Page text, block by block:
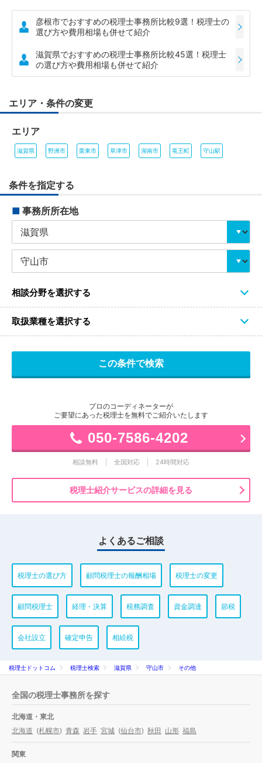
彦根市でおすすめの税理士事務所比較9選！税理士の
選び方や費用相場も併せて紹介
滋賀県でおすすめの税理士事務所比較45選！税理士
の選び方や費用相場も併せて紹介
エリア・条件の変更
エリア
滋賀県 野洲市 栗東市 草津市 湖南市 竜王町 守山駅
条件を指定する
■ 事務所所在地
相談分野を選択する
取扱業種を選択する
プロのコーディネーターが
ご要望にあった税理士を無料でご紹介いたします
050-7586-4202
相談無料 全国対応 24時間対応
税理士紹介サービスの詳細を見る
よくあるご相談
税理士の選び方 顧問税理士の報酬相場 税理士の変更
顧問税理士 経理・決算 税務調査 資金調達 節税
会社設立 確定申告 相続税
税理士ドットコム 税理士検索 滋賀県 守山市 その他
全国の税理士事務所を探す
北海道・東北
北海道 (札幌市) 青森 岩手 宮城 (仙台市) 秋田 山形 福島
関東